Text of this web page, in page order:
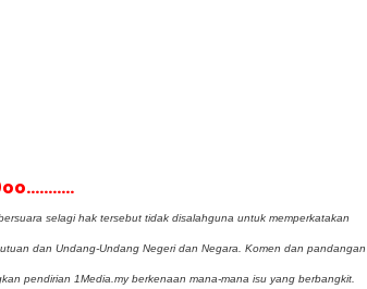
selagi hak tersebut tidak disalahguna untuk memperkatakan
dan Undang-Undang Negeri dan Negara. Komen dan pandangan
pendirian 1Media.my berkenaan mana-mana isu yang berbangkit.